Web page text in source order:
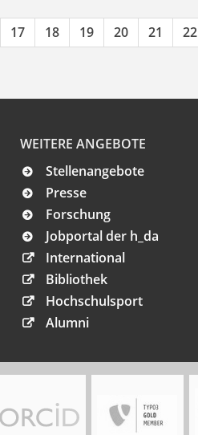
17 18 19 20 21 22
WEITERE ANGEBOTE
Stellenangebote
Presse
Forschung
Jobportal der h_da
International
Bibliothek
Hochschulsport
Alumni